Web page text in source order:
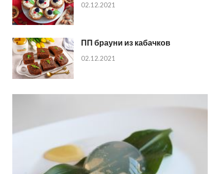
02.12.2021
ПП брауни из кабачков
02.12.2021